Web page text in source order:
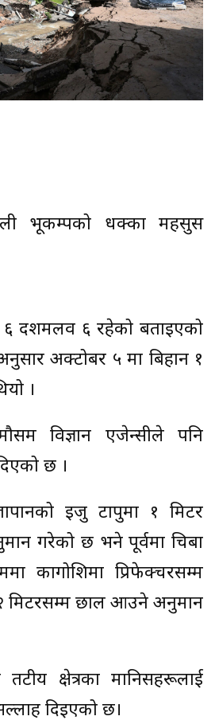
भूकम्पको धक्का महसुस
६ दशमलव ६ रहेको बताइएको
अक्टोबर ५ मा बिहान १
।
विज्ञान एजेन्सीले पनि
छ ।
इजु टापुमा १ मिटर
गरेको छ भने पूर्वमा चिबा
कागोशिमा प्रिफेक्चरसम्म
मिटरसम्म छाल आउने अनुमान
क्षेत्रका मानिसहरूलाई
दिइएको छ।